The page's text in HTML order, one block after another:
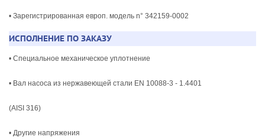
• Зарегистрированная европ. модель n° 342159-0002
ИСПОЛНЕНИЕ ПО ЗАКАЗУ
• Специальное механическое уплотнение
• Вал насоса из нержавеющей стали EN 10088-3 - 1.4401
(AISI 316)
• Другие напряжения